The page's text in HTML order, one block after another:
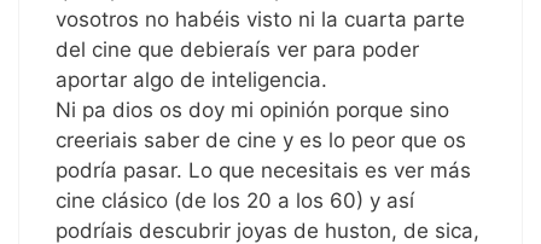
vosotros no habéis visto ni la cuarta parte
del cine que debieraís ver para poder
aportar algo de inteligencia.
Ni pa dios os doy mi opinión porque sino
creeriais saber de cine y es lo peor que os
podría pasar. Lo que necesitais es ver más
cine clásico (de los 20 a los 60) y así
podríais descubrir joyas de huston, de sica,